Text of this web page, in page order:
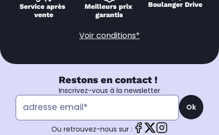
Service après
vente
Meilleurs prix
garantis
Boulanger Drive
Voir conditions*
Restons en contact !
Inscrivez-vous à la newsletter
Ok
Ou retrouvez-nous sur :